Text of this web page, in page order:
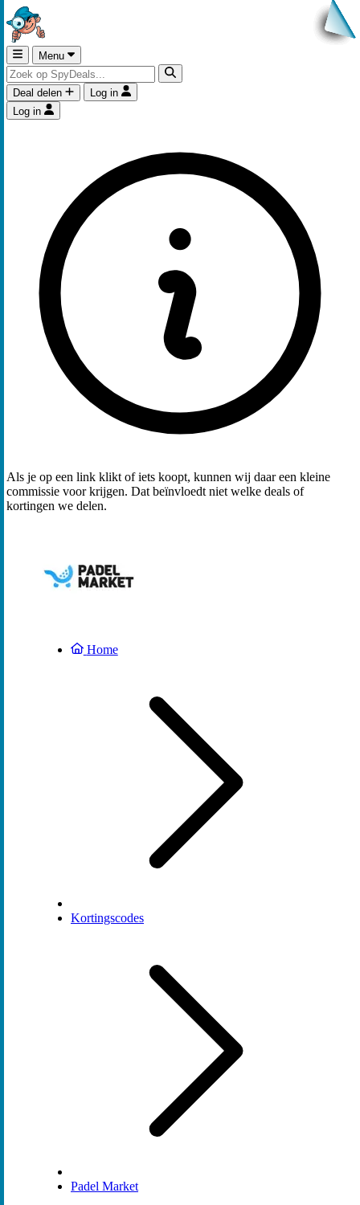
Menu
Deal delen
Log in
Log in
Als je op een link klikt of iets koopt, kunnen wij daar een kleine
commissie voor krijgen. Dat beïnvloedt niet welke deals of
kortingen we delen.
Home
Kortingscodes
Padel Market